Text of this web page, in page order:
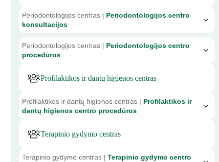
Periodontologijos centras | Periodontologijos centro
konsultacijos
Periodontologijos centras | Periodontologijos centro
procedūros
Profilaktikos ir dantų higienos centras
Profilaktikos ir dantų higienos centras | Profilaktikos ir
dantų higienos centro procedūros
Terapinio gydymo centras
Terapinio gydymo centras | Terapinio gydymo centro